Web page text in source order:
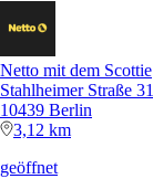
Netto mit dem Scottie
Stahlheimer Straße 31
10439 Berlin
3,12 km
geöffnet